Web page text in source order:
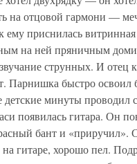
на отцовой гармони —
ему приснилась
на ней пряничным
струнных. И отец
Парнишка быстро освоил
детские минуты проводил
появилась гитара. Он
бант и «приручил».
гитаре, хорошо пел.